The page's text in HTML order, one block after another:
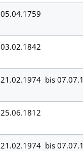
05.04.1759
03.02.1842
21.02.1974 bis
25.06.1812
21.02.1974 bis